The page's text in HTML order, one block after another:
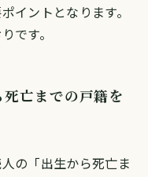
イントとなります。
です。
亡までの戸籍を
の「出生から死亡ま